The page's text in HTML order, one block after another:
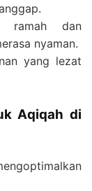
dan
nyaman.
yang lezat
Aqiqah di